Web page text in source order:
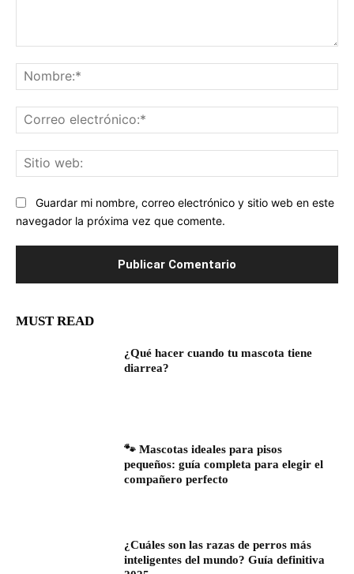
Guardar mi nombre, correo electrónico y sitio web en este
navegador la próxima vez que comente.
MUST READ
¿Qué hacer cuando tu mascota tiene
diarrea?
🐾 Mascotas ideales para pisos
pequeños: guía completa para elegir el
compañero perfecto
¿Cuáles son las razas de perros más
inteligentes del mundo? Guía definitiva